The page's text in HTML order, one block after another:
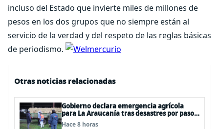
incluso del Estado que invierte miles de millones de
pesos en los dos grupos que no siempre están al
servicio de la verdad y del respeto de las reglas básicas
de periodismo.
Otras noticias relacionadas
Gobierno declara emergencia agrícola
para La Araucanía tras desastres por pasos
de sistemas frontales
Hace 8 horas